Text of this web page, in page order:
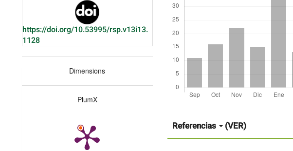
https://doi.org/10.53995/rsp.v13i13.
1128
Dimensions
PlumX
artículo
Referencias (VER)